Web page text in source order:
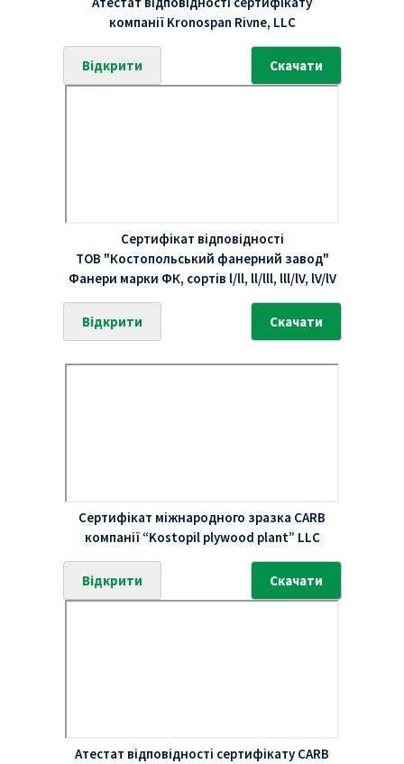
компанії Kronospan Rivne, LLC
Відкрити Скачати
Сертифікат відповідності
ТОВ "Костопольський фанерний завод"
Фанери марки ФК, сортів l/ll, ll/lll, lll/lV, lV/lV
Відкрити Скачати
Сертифікат міжнародного зразка CARB
компанії “Kostopil plywood plant” LLC
Відкрити Скачати
Атестат відповідності сертифікату CARB